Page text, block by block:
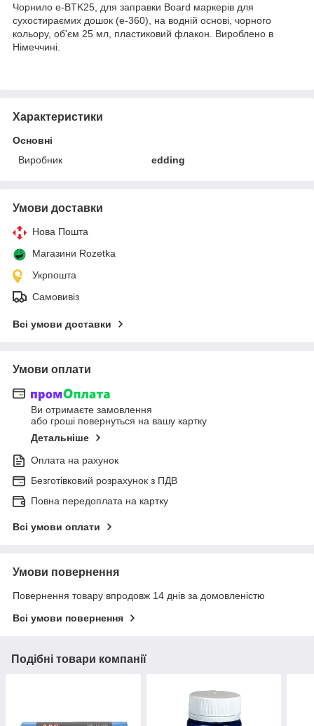
Чорнило e-BTK25, для заправки Board маркерів для
сухостираємих дошок (е-360), на водній основі, чорного
кольору, об'єм 25 мл, пластиковий флакон. Вироблено в
Німеччині.
Характеристики
Основні
Виробник
edding
Умови доставки
Нова Пошта
Магазини Rozetka
Укрпошта
Самовивіз
Всі умови доставки
Умови оплати
Ви отримаєте замовлення
або гроші повернуться на вашу картку
Детальніше
Оплата на рахунок
Безготівковий розрахунок з ПДВ
Повна передоплата на картку
Всі умови оплати
Умови повернення
Повернення товару впродовж 14 днів за домовленістю
Всі умови повернення
Подібні товари компанії